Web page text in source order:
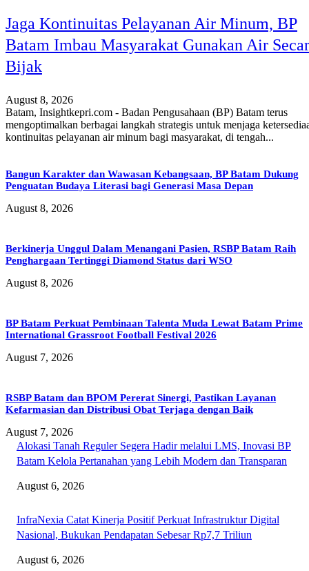
Jaga Kontinuitas Pelayanan Air Minum, BP
Batam Imbau Masyarakat Gunakan Air
Bijak
August 8, 2026
Batam, Insightkepri.com - Badan Pengusahaan (BP) Batam terus
mengoptimalkan berbagai langkah strategis untuk menjaga
kontinuitas pelayanan air minum bagi masyarakat, di tengah...
Bangun Karakter dan Wawasan Kebangsaan, BP Batam Dukung
Penguatan Budaya Literasi bagi Generasi Masa Depan
August 8, 2026
Berkinerja Unggul Dalam Menangani Pasien, RSBP Batam Raih
Penghargaan Tertinggi Diamond Status dari WSO
August 8, 2026
BP Batam Perkuat Pembinaan Talenta Muda Lewat Batam Prime
International Grassroot Football Festival 2026
August 7, 2026
RSBP Batam dan BPOM Pererat Sinergi, Pastikan Layanan
Kefarmasian dan Distribusi Obat Terjaga dengan Baik
August 7, 2026
Alokasi Tanah Reguler Segera Hadir melalui LMS, Inovasi BP
Batam Kelola Pertanahan yang Lebih Modern dan Transparan
August 6, 2026
InfraNexia Catat Kinerja Positif Perkuat Infrastruktur Digital
Nasional, Bukukan Pendapatan Sebesar Rp7,7 Triliun
August 6, 2026